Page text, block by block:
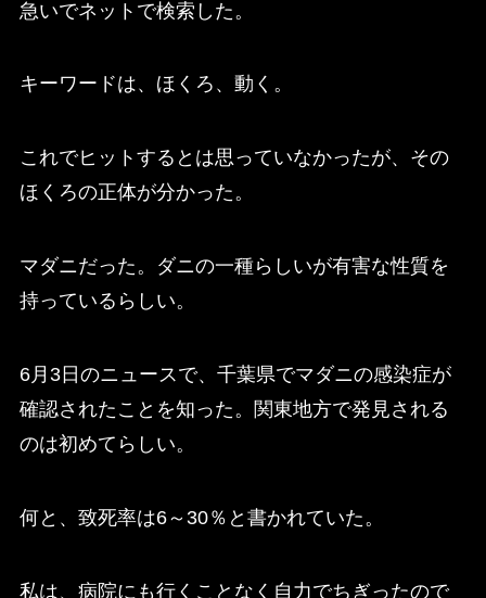
急いでネットで検索した。
キーワードは、ほくろ、動く。
これでヒットするとは思っていなかったが、その
ほくろの正体が分かった。
マダニだった。ダニの一種らしいが有害な性質を
持っているらしい。
6月3日のニュースで、千葉県でマダニの感染症が
確認されたことを知った。関東地方で発見される
のは初めてらしい。
何と、致死率は6～30％と書かれていた。
私は、病院にも行くことなく自力でちぎったので